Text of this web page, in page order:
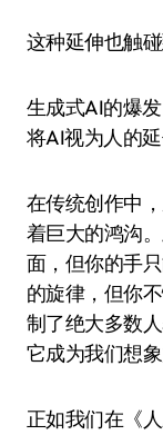
这种延伸也触
生成式AI的爆
将AI视为人的
在传统创作中
着巨大的鸿沟
面，但你的手
的旋律，但你
制了绝大多数
它成为我们想象
正如我们在《